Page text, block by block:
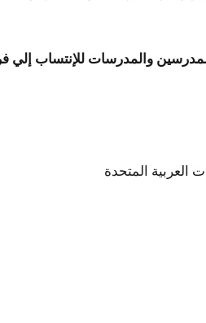
والمدرسات للإنتساب إلي